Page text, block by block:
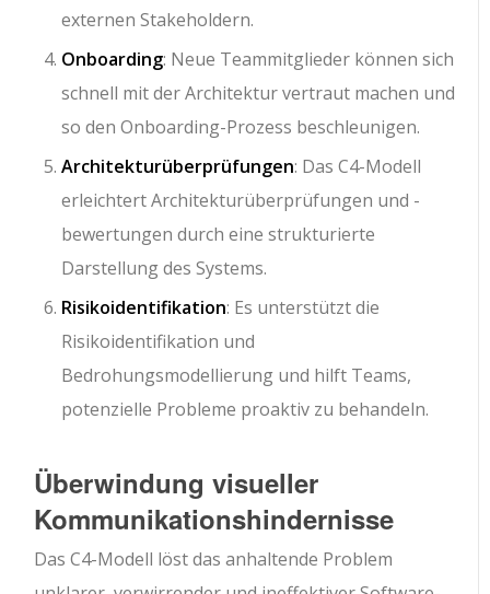
externen Stakeholdern.
Onboarding: Neue Teammitglieder können sich
schnell mit der Architektur vertraut machen und
so den Onboarding-Prozess beschleunigen.
Architekturüberprüfungen: Das C4-Modell
erleichtert Architekturüberprüfungen und -
bewertungen durch eine strukturierte
Darstellung des Systems.
Risikoidentifikation: Es unterstützt die
Risikoidentifikation und
Bedrohungsmodellierung und hilft Teams,
potenzielle Probleme proaktiv zu behandeln.
Überwindung visueller
Kommunikationshindernisse
Das C4-Modell löst das anhaltende Problem